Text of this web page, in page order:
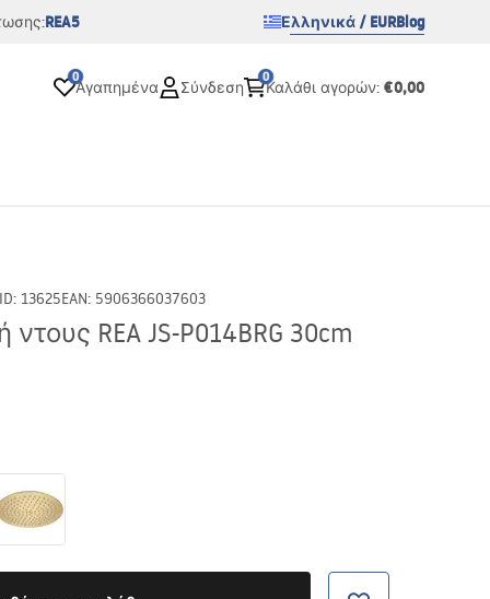
REA5 Ελληνικά / EURBlog
0
Αγαπημένα Σύνδεση
0
Καλάθι αγορών: €0,00
ID: 13625EAN: 5906366037603
REA JS-P014BRG 30cm